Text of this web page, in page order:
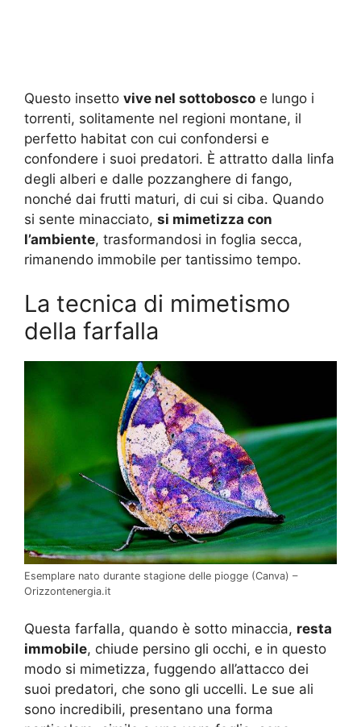
Questo insetto vive nel sottobosco e lungo i
torrenti, solitamente nel regioni montane, il
perfetto habitat con cui confondersi e
confondere i suoi predatori. È attratto dalla linfa
degli alberi e dalle pozzanghere di fango,
nonché dai frutti maturi, di cui si ciba. Quando
si sente minacciato, si mimetizza con
l’ambiente, trasformandosi in foglia secca,
rimanendo immobile per tantissimo tempo.
La tecnica di mimetismo
della farfalla
Esemplare nato durante stagione delle piogge (Canva) –
Orizzontenergia.it
Questa farfalla, quando è sotto minaccia, resta
immobile, chiude persino gli occhi, e in questo
modo si mimetizza, fuggendo all’attacco dei
suoi predatori, che sono gli uccelli. Le sue ali
sono incredibili, presentano una forma